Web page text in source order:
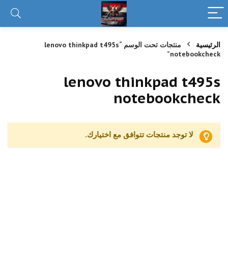
الرئيسية
منتجات تحت الوسم “lenovo thinkpad t495s
notebookcheck”
lenovo thinkpad t495s
notebookcheck
لا توجد منتجات تتوافق مع اختيارك.